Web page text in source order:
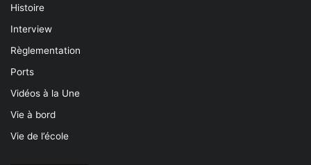
Histoire
Interview
Règlementation
Ports
Vidéos à la Une
Vie à bord
Vie de l’école